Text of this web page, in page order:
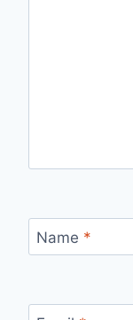
Name *